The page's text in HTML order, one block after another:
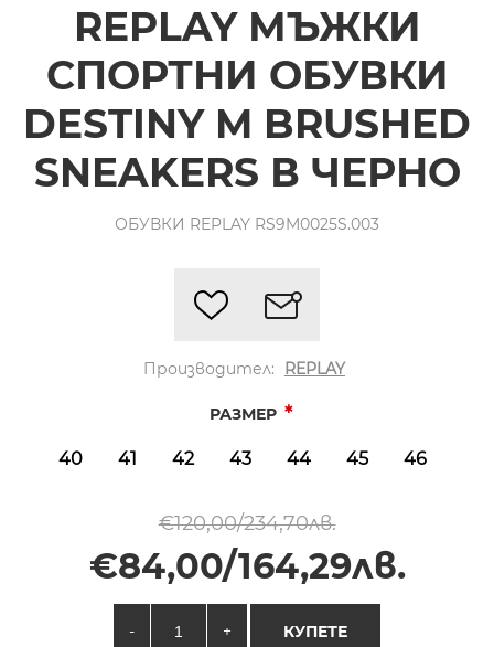
REPLAY МЪЖКИ
СПОРТНИ ОБУВКИ
DESTINY M BRUSHED
SNEAKERS В ЧЕРНО
ОБУВКИ REPLAY RS9M0025S.003
Производител: REPLAY
РАЗМЕР *
40 41 42 43 44 45 46
€120,00/234,70лв.
€84,00/164,29лв.
- + КУПЕТЕ